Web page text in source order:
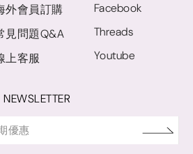
外會員訂購
見問題Q&A
上客服
Facebook
Threads
Youtube
NEWSLETTER